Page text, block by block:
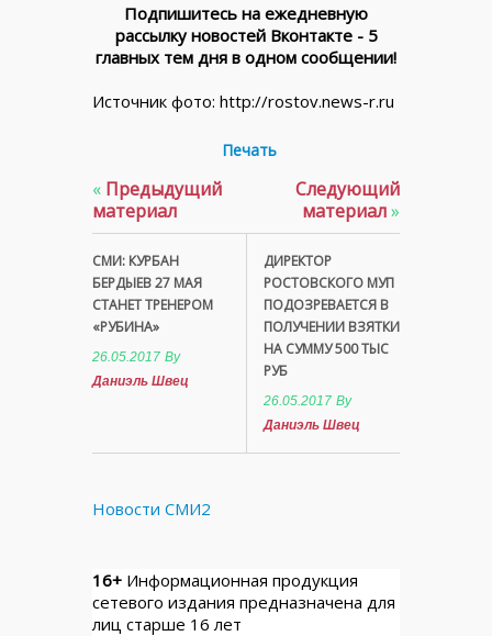
Подпишитесь на ежедневную
рассылку новостей Вконтакте - 5
главных тем дня в одном сообщении!
Источник фото: http://rostov.news-r.ru
Печать
« Предыдущий
материал
СМИ: КУРБАН
БЕРДЫЕВ 27 МАЯ
СТАНЕТ ТРЕНЕРОМ
«РУБИНА»
26.05.2017 By
Даниэль Швец
Следующий
материал»
ДИРЕКТОР
РОСТОВСКОГО МУП
ПОДОЗРЕВАЕТСЯ В
ПОЛУЧЕНИИ ВЗЯТКИ
НА СУММУ 500 ТЫС
РУБ
26.05.2017 By
Даниэль Швец
Новости СМИ2
16+ Информационная продукция
сетевого издания предназначена для
лиц старше 16 лет